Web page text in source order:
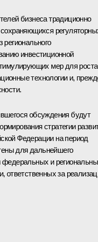
бизнеса традиционно
инвестиционной
мер для роста
технологии и,
обсуждения будут
стратегии
Федерации на период
для дальнейшего
федеральных и
ответственных за